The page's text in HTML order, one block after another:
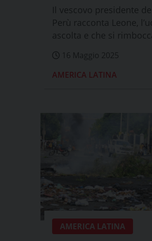
Il vescovo presidente
Perù racconta Leone,
ascolta e che si
16 Maggio 2025
AMERICA LATINA
AMERICA LATINA